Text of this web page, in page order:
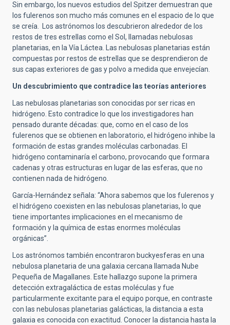
Sin embargo, los nuevos estudios del Spitzer demuestran que
los fulerenos son mucho más comunes en el espacio de lo que
se creía. Los astrónomos los descubrieron alrededor de los
restos de tres estrellas como el Sol, llamadas nebulosas
planetarias, en la Vía Láctea. Las nebulosas planetarias están
compuestas por restos de estrellas que se desprendieron de
sus capas exteriores de gas y polvo a medida que envejecían.
Un descubrimiento que contradice las teorías anteriores
Las nebulosas planetarias son conocidas por ser ricas en
hidrógeno. Esto contradice lo que los investigadores han
pensado durante décadas: que, como en el caso de los
fulerenos que se obtienen en laboratorio, el hidrógeno inhibe la
formación de estas grandes moléculas carbonadas. El
hidrógeno contaminaría el carbono, provocando que formara
cadenas y otras estructuras en lugar de las esferas, que no
contienen nada de hidrógeno.
García-Hernández señala: “Ahora sabemos que los fulerenos y
el hidrógeno coexisten en las nebulosas planetarias, lo que
tiene importantes implicaciones en el mecanismo de
formación y la química de estas enormes moléculas
orgánicas”.
Los astrónomos también encontraron buckyesferas en una
nebulosa planetaria de una galaxia cercana llamada Nube
Pequeña de Magallanes. Este hallazgo supone la primera
detección extragaláctica de estas moléculas y fue
particularmente excitante para el equipo porque, en contraste
con las nebulosas planetarias galácticas, la distancia a esta
galaxia es conocida con exactitud. Conocer la distancia hasta la